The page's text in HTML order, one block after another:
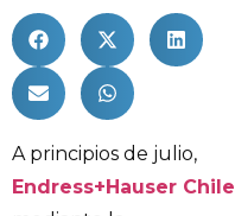
A principios de julio,
Endress+Hauser Chile